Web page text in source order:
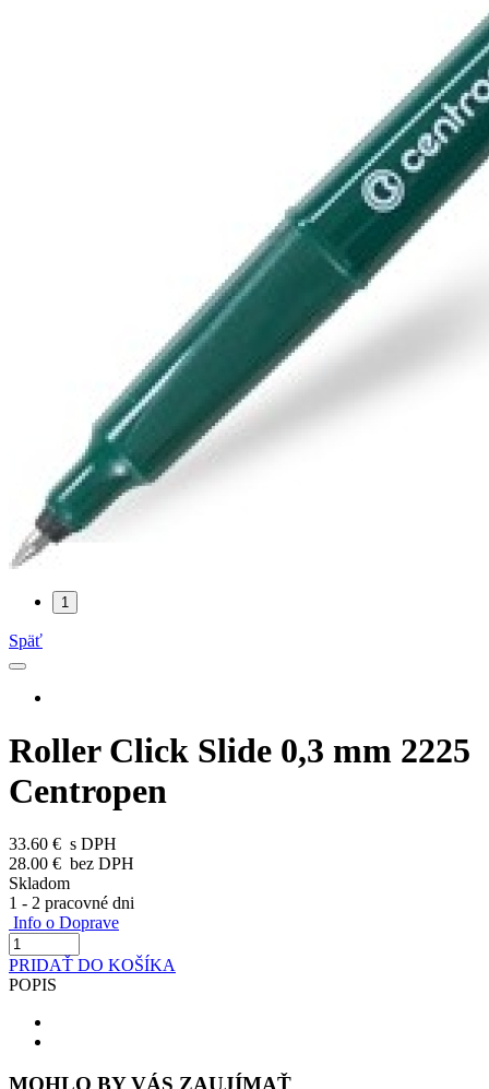
1
Späť
Roller Click Slide 0,3 mm 2225
Centropen
33.60 € s DPH
28.00 € bez DPH
Skladom
1 - 2 pracovné dni
Info o Doprave
PRIDAŤ DO KOŠÍKA
POPIS
MOHLO BY VÁS ZAUJÍMAŤ